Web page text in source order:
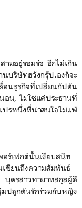
ามอยู่รอมร่อ อีกไม่เกิน
บริษัทฮวังกรุ๊ปเองก็จะ
อนธุรกิจที่เปลี่ยนกัปตัน
อน,ไม่ใช่แค่ประธานที่
ปรหนึ่งที่น่าสนใจไม่แพ้
อร์เฟกต์นั้นเงียบสนิท
เขียนถึงความสัมพันธ์
บุตรสาวทายาทสกุลผู้ดี
ปลูกต้นรักร่วมกับหญิง